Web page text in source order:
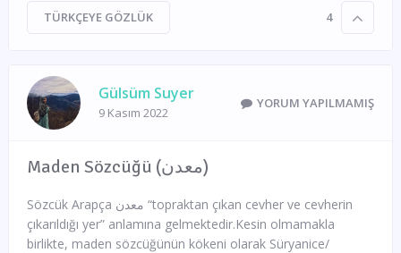
TÜRKÇEYE GÖZLÜK 4
Gülsüm Suyer
9 Kasım 2022
YORUM YAPILMAMIŞ
Maden Sözcüğü (معدن)
Sözcük Arapça معدن “topraktan çıkan cevher ve cevherin
çıkarıldığı yer” anlamına gelmektedir.Kesin olmamakla
birlikte, maden sözcüğünün kökeni olarak Süryanice/